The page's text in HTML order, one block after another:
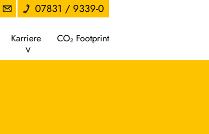
07831 / 9339-0
Karriere CO₂ Footprint